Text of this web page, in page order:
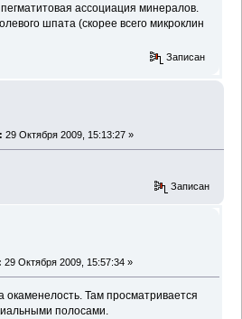
ассоциация минералов.
шпата (скорее всего микроклин
Записан
29 Октября 2009, 15:13:27 »
Записан
29 Октября 2009, 15:57:34 »
Там просматривается
полосами.